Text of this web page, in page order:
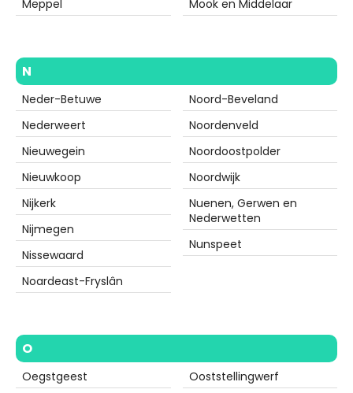
Meppel Mook en Middelaar
N
Neder-Betuwe
Nederweert
Nieuwegein
Nieuwkoop
Nijkerk
Nijmegen
Nissewaard
Noardeast-Fryslân
Noord-Beveland
Noordenveld
Noordoostpolder
Noordwijk
Nuenen, Gerwen en
Nederwetten
Nunspeet
O
Oegstgeest
Ooststellingwerf